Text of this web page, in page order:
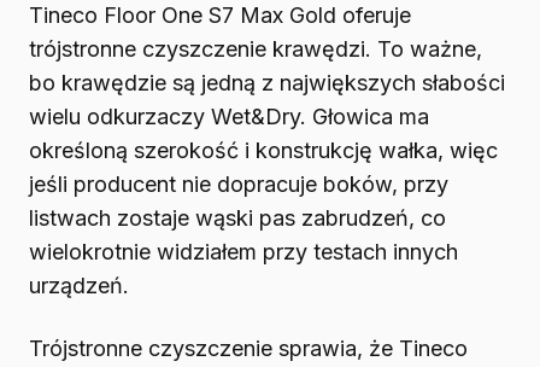
Tineco Floor One S7 Max Gold oferuje
trójstronne czyszczenie krawędzi. To ważne,
bo krawędzie są jedną z największych słabości
wielu odkurzaczy Wet&Dry. Głowica ma
określoną szerokość i konstrukcję wałka, więc
jeśli producent nie dopracuje boków, przy
listwach zostaje wąski pas zabrudzeń, co
wielokrotnie widziałem przy testach innych
urządzeń.
Trójstronne czyszczenie sprawia, że Tineco